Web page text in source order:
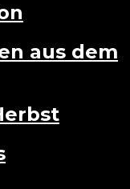
aus dem